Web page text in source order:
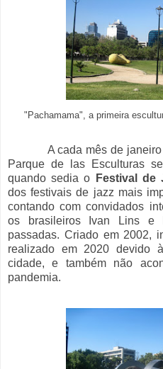
"Pachamama", a primeira
A cada mês de janeiro
Parque de las Esculturas
quando sedia o
Festival de
dos festivais de jazz mais
contando com convidados
os brasileiros Ivan Lins e
passadas. Criado em 2002,
realizado em 2020 devido
cidade, e também não
pandemia.